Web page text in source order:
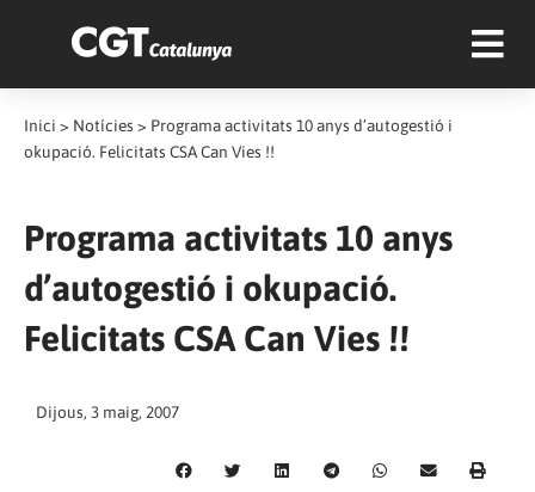
Inici > Notícies > Programa activitats 10 anys d’autogestió i
okupació. Felicitats CSA Can Vies !!
Programa activitats 10 anys
d’autogestió i okupació.
Felicitats CSA Can Vies !!
Dijous, 3 maig, 2007